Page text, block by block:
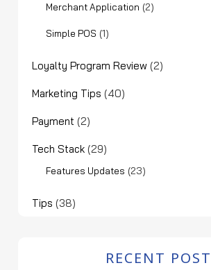
Merchant Application (2)
Simple POS (1)
Loyalty Program Review (2)
Marketing Tips (40)
Payment (2)
Tech Stack (29)
Features Updates (23)
Tips (38)
RECENT